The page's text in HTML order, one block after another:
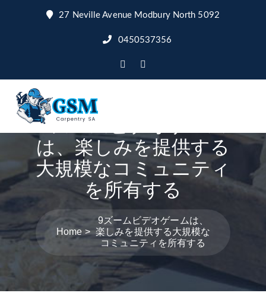
27 Neville Avenue Modbury North 5092
0450537356
9ズームビデオゲーム
は、楽しみを提供する
大規模なコミュニティ
を所有する
Home
9ズームビデオゲームは、
楽しみを提供する大規模な
コミュニティを所有する